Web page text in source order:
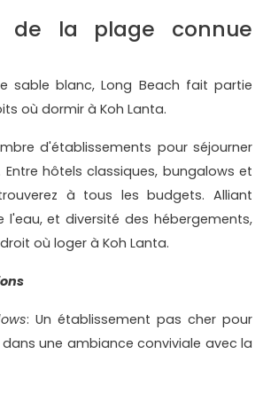
de la plage connue
sable blanc, Long Beach fait partie
où dormir à Koh Lanta.
d'établissements pour séjourner
hôtels classiques, bungalows et
à tous les budgets. Alliant
l'eau, et diversité des hébergements,
où loger à Koh Lanta.
: Un établissement pas cher pour
une ambiance conviviale avec la